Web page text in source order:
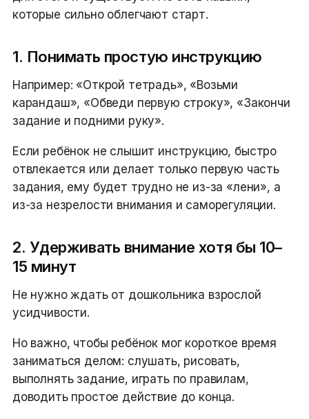
которые сильно облегчают старт.
1. Понимать простую инструкцию
Например: «Открой тетрадь», «Возьми
карандаш», «Обведи первую строку», «Закончи
задание и подними руку».
Если ребёнок не слышит инструкцию, быстро
отвлекается или делает только первую часть
задания, ему будет трудно не из-за «лени», а
из-за незрелости внимания и саморегуляции.
2. Удерживать внимание хотя бы 10–
15 минут
Не нужно ждать от дошкольника взрослой
усидчивости.
Но важно, чтобы ребёнок мог короткое время
заниматься делом: слушать, рисовать,
выполнять задание, играть по правилам,
доводить простое действие до конца.